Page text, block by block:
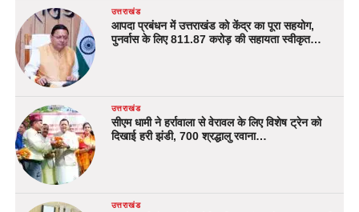
उत्तराखंड
आपदा प्रबंधन में उत्तराखंड को केंद्र का पूरा सहयोग,
पुनर्वास के लिए 811.87 करोड़ की सहायता स्वीकृत…
उत्तराखंड
सीएम धामी ने हर्रावाला से वेरावल के लिए विशेष ट्रेन को
दिखाई हरी झंडी, 700 श्रद्धालु रवाना…
उत्तराखंड